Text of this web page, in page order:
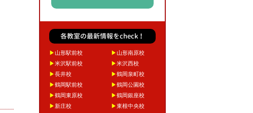
各教室の最新情報をcheck！
▶山形駅前校 ▶山形南原校
▶米沢駅前校 ▶米沢西校
▶長井校 ▶鶴岡泉町校
▶鶴岡駅前校 ▶鶴岡公園校
▶鶴岡東原校 ▶鶴岡銀座校
▶ 新庄校 ▶東根中央校